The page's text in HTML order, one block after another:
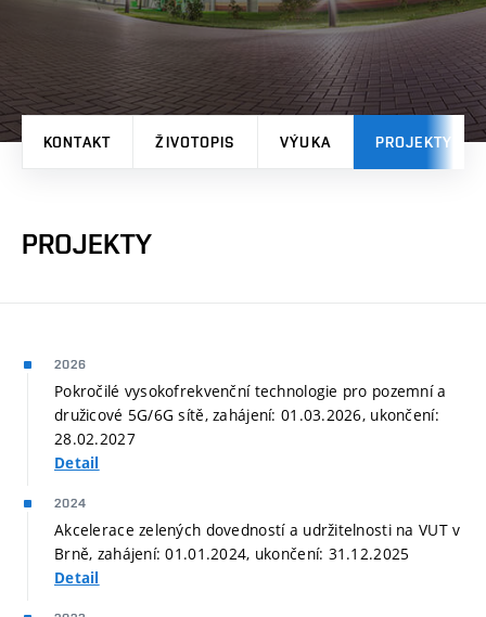
KONTAKT ŽIVOTOPIS VÝUKA PROJEKTY
PROJEKTY
2026
Pokročilé vysokofrekvenční technologie pro pozemní a
družicové 5G/6G sítě, zahájení: 01.03.2026, ukončení:
28.02.2027
Detail
2024
Akcelerace zelených dovedností a udržitelnosti na VUT v
Brně, zahájení: 01.01.2024, ukončení: 31.12.2025
Detail